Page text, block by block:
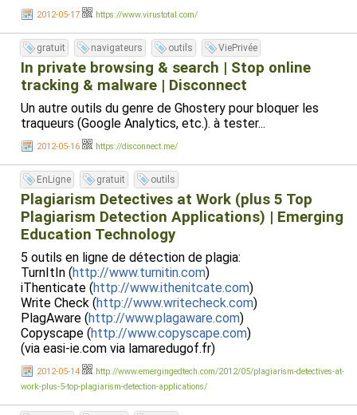
2012-05-17 https://www.virustotal.com/
gratuit navigateurs outils ViePrivée
In private browsing & search | Stop online
tracking & malware | Disconnect
Un autre outils du genre de Ghostery pour bloquer les
traqueurs (Google Analytics, etc.). à tester...
2012-05-16 https://disconnect.me/
EnLigne gratuit outils
Plagiarism Detectives at Work (plus 5 Top
Plagiarism Detection Applications) | Emerging
Education Technology
5 outils en ligne de détection de plagia:
TurnItIn (http://www.turnitin.com)
iThenticate (http://www.ithenitcate.com)
Write Check (http://www.writecheck.com)
PlagAware (http://www.plagaware.com)
Copyscape (http://www.copyscape.com)
(via easi-ie.com via lamaredugof.fr)
2012-05-14
http://www.emergingedtech.com/2012/05/plagiarism-detectives-at-
work-plus-5-top-plagiarism-detection-applications/